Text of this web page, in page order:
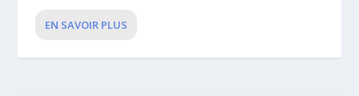
EN SAVOIR PLUS